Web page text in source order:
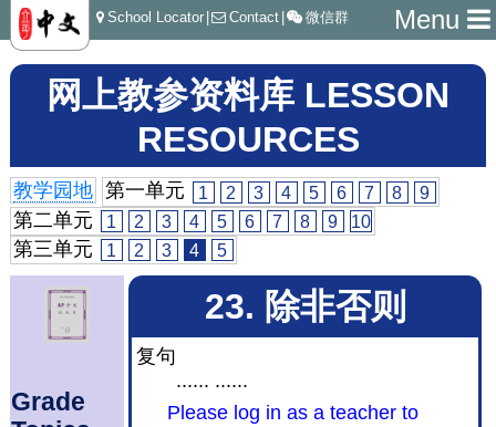
Menu
School Locator Contact 微信群
网上教参资料库 LESSON
RESOURCES
教学园地 第一单元 1 2 3 4 5 6 7 8 9
第二单元 1 2 3 4 5 6 7 8 9 10
第三单元 1 2 3 4 5
Grade
23. 除非否则
复句
...... ......
Please log in as a teacher to